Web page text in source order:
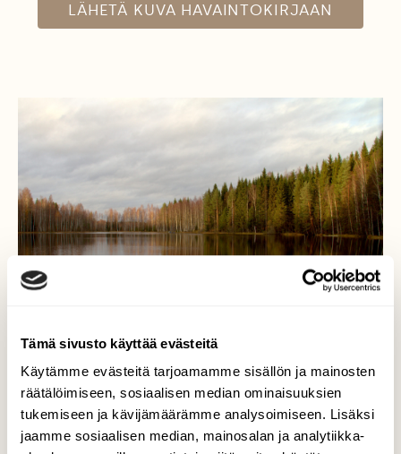
Tämä sivusto käyttää evästeitä
Käytämme evästeitä tarjoamamme sisällön ja mainosten
räätälöimiseen, sosiaalisen median ominaisuuksien
tukemiseen ja kävijämäärämme analysoimiseen. Lisäksi
jaamme sosiaalisen median, mainosalan ja analytiikka-
LÄHETÄ KUVA HAVAINTOKIRJAAN
Lehdettömät puutkin ovat